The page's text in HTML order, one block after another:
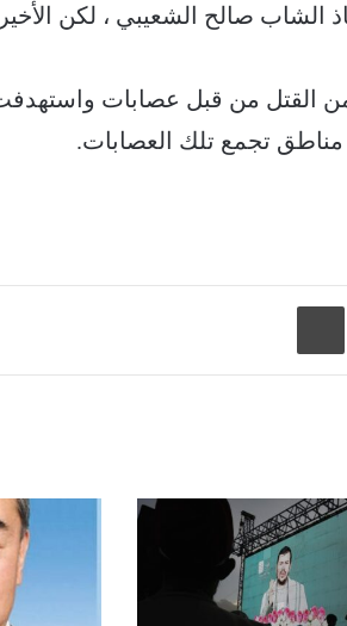
الشاب صالح الشعيبي ، لكن
من القتل من قبل عصابات
مناطق تجمع تلك العصابات.